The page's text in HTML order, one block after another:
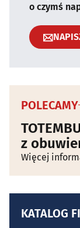
o czymś
POLECAMY
z
Więcej
KATALOG